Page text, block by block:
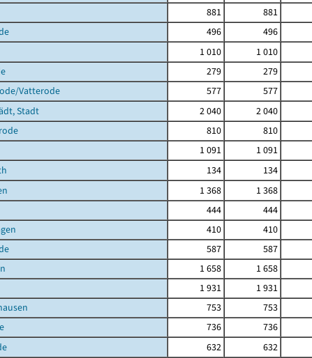
881 881
496 496
1 010 1 010
279 279
Vatterode
577 577
Stadt
2 040 2 040
810 810
1 091 1 091
134 134
1 368 1 368
444 444
410 410
587 587
1 658 1 658
1 931 1 931
753 753
736 736
632 632